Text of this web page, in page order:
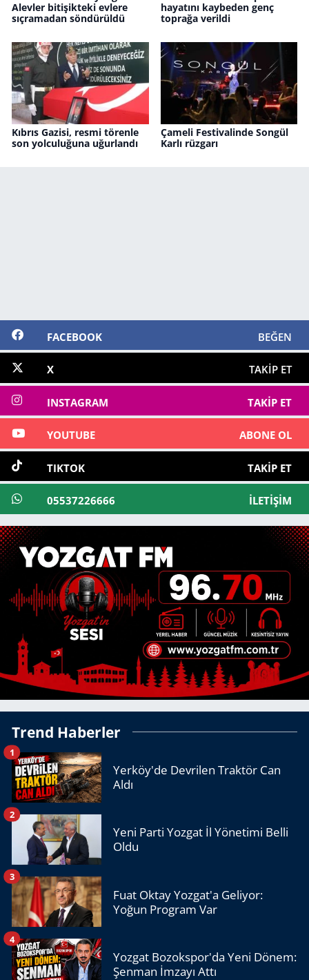
Alevler bitişikteki evlere
sıçramadan söndürüldü
hayatını kaybeden genç
toprağa verildi
Kıbrıs Gazisi, resmi törenle
son yolculuğuna uğurlandı
Çameli Festivalinde Songül
Karlı rüzgarı
FACEBOOK BEĞEN
X TAKIP ET
INSTAGRAM TAKIP ET
YOUTUBE ABONE OL
TIKTOK TAKIP ET
05537226666 İLETIŞIM
Trend Haberler
Yerköy'de Devrilen Traktör Can
Aldı
1
Yeni Parti Yozgat İl Yönetimi Belli
Oldu
2
Fuat Oktay Yozgat'a Geliyor:
Yoğun Program Var
3
Yozgat Bozokspor'da Yeni Dönem:
Şenman İmzayı Attı
4